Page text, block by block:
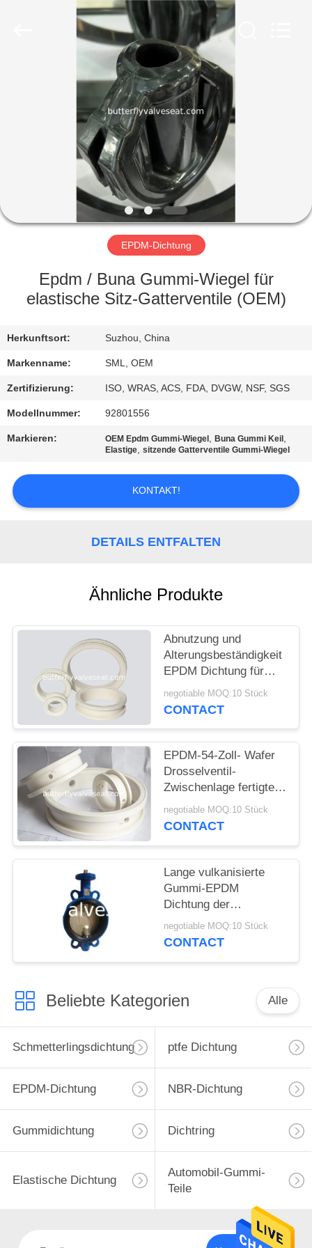
PRODUKTE
ÜBER
FABRIK-
QUALITÄTSKONTROLLE
TRETEN
UNS
IN
ZITAT
SITEMAP
PRIVACY
POLICY
EPDM-Dichtung
Epdm / Buna Gummi-Wiegel für
elastische Sitz-Gatterventile (OEM)
Herkunftsort: Suzhou, China
Markenname: SML, OEM
Zertifizierung: ISO, WRAS, ACS, FDA, DVGW, NSF, SGS
Modellnummer: 92801556
Markieren: OEM Epdm Gummi-Wiegel ,Buna Gummi Keil ,
Elastige,sitzende Gatterventile Gummi-Wiegel
KONTAKT!
DETAILS ENTFALTEN
Ähnliche Produkte
Abnutzung und
Alterungsbeständigkeit
EPDM Dichtung für
Drosselventil
negotiable MOQ:10 Stück
CONTACT
EPDM-54-Zoll- Wafer
Drosselventil-
Zwischenlage fertigte
zu den spezifischen
Anwendungen
negotiable MOQ:10 Stück
CONTACT
Lange vulkanisierte
Gummi-EPDM
Dichtung der
Nutzungsdauer-für
Drosselventil
negotiable MOQ:10 Stück
CONTACT
Beliebte Kategorien Alle
Schmetterlingsdichtung ptfe Dichtung
EPDM-Dichtung NBR-Dichtung
Gummidichtung Dichtring
Elastische Dichtung
Automobil-Gummi-
Teile